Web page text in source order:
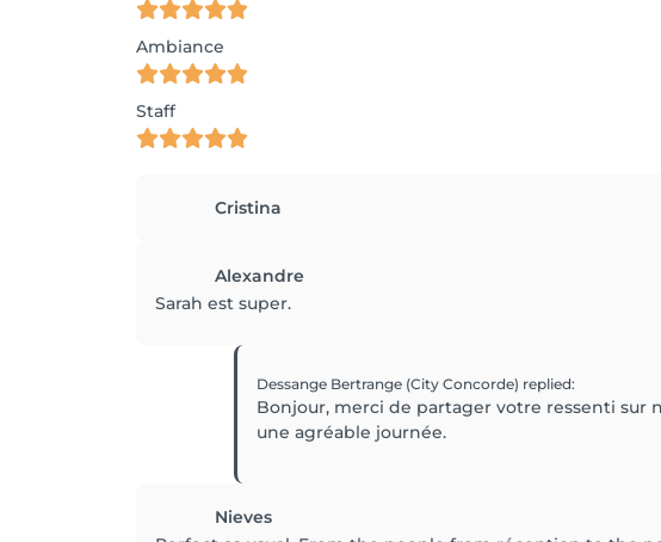
Ambiance
Staff
Cristina
Alexandre
Sarah est super.
Dessange Bertrange (City Concorde) replied:
Bonjour, merci de partager votre ressenti sur
une agréable journée.
Nieves